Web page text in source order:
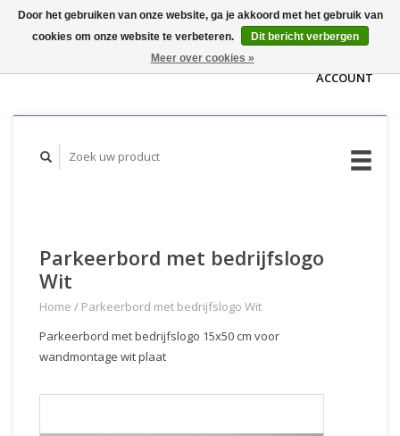
WINKELWAGEN
ACCOUNT
Parkeerbord met bedrijfslogo
Wit
Home / Parkeerbord met bedrijfslogo Wit
Parkeerbord met bedrijfslogo 15x50 cm voor
wandmontage wit plaat
Door het gebruiken van onze website, ga je akkoord met het gebruik van
cookies om onze website te verbeteren.
Dit bericht verbergen
Meer over cookies »